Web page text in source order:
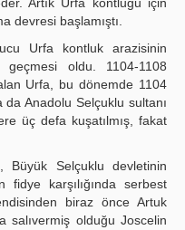
devresi başlamıştı.
Urfa kontluk arazisinin
geçmesi oldu. 1104-1108
Urfa, bu dönemde 1104
da Anadolu Selçuklu sultanı
üç defa kuşatılmış, fakat
Büyük Selçuklu devletinin
fidye karşılığında serbest
biraz önce Artuk
salıvermiş olduğu Joscelin